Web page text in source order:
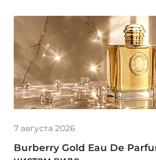
7 августа 2026
Burberry Gold Eau De